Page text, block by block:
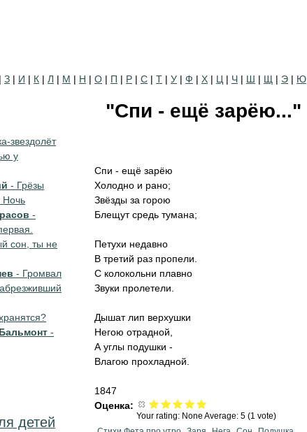
| З | И | К | Л | М | Н | О | П | Р | С | Т | У | Ф | Х | Ц | Ч | Ш | Щ | Э | Ю
"Спи - ещё зарёю..."
Спи - ещё зарёю
Холодно и рано;
Звёзды за горою
Блещут средь тумана;
Петухи недавно
В третий раз пропели.
С колокольни плавно
Звуки пролетели.
Дышат лип верхушки
Негою отрадной,
А углы подушки -
Влагою прохладной.
1847
Оценка:
Your rating: None Average: 5 (1 vote)
звездолёт
у
- Грёзы
Ночь
-
сон, ты не
- Громвал
-
детей